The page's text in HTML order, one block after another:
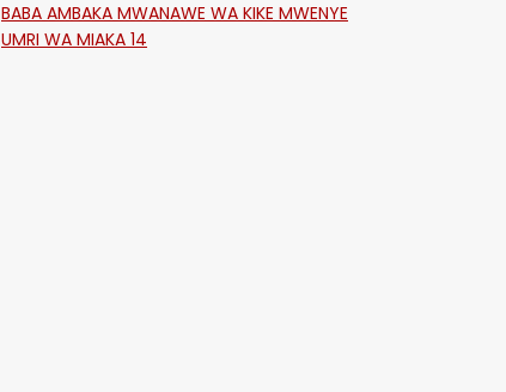
Shikangania, Kakamega
BABA AMBAKA MWANAWE WA KIKE MWENYE
UMRI WA MIAKA 14